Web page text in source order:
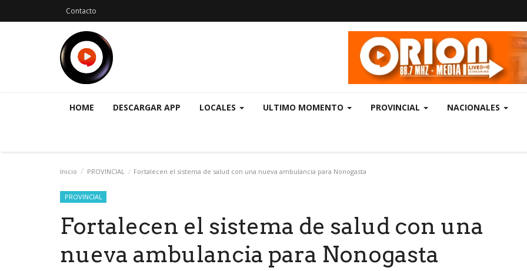
Contacto
HOME DESCARGAR APP LOCALES ULTIMO MOMENTO PROVINCIAL NACIONALES
Inicio PROVINCIAL Fortalecen el sistema de salud con una nueva ambulancia para Nonogasta
PROVINCIAL
Fortalecen el sistema de salud con una
nueva ambulancia para Nonogasta